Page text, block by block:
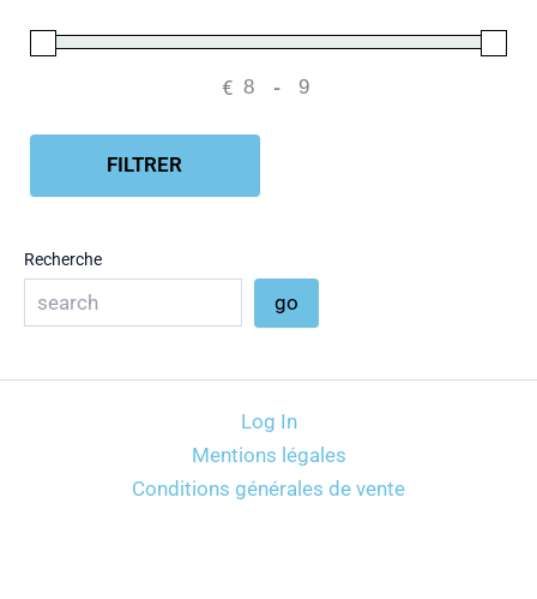
€ Minimum Price
-Maximum Price
FILTRER
Recherche
go
Log In
Mentions légales
Conditions générales de vente